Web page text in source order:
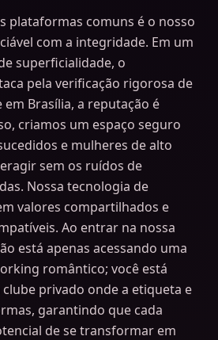
plataformas comuns é o nosso
com a integridade. Em um
superficialidade, o
pela verificação rigorosa de
Brasília, a reputação é
criamos um espaço seguro
e mulheres de alto
sem os ruídos de
Nossa tecnologia de
valores compartilhados e
Ao entrar na nossa
está apenas acessando uma
romântico; você está
privado onde a etiqueta e
garantindo que cada
de se transformar em